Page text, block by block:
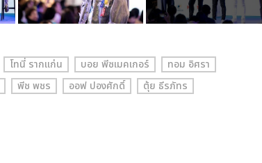
โทนี่ รากแก่น บอย พีซเมคเกอร์
ทอม อิศรา
พีช พชร ออฟ ปองศักดิ์
ตุ้ย ธีรภัทร